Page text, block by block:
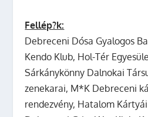
Fellép?k:
Debreceni Dósa Gyalogos
Kendo Klub, Hol-Tér
Sárkánykönny Dalnokai
zenekarai, M*K Debreceni
rendezvény, Hatalom